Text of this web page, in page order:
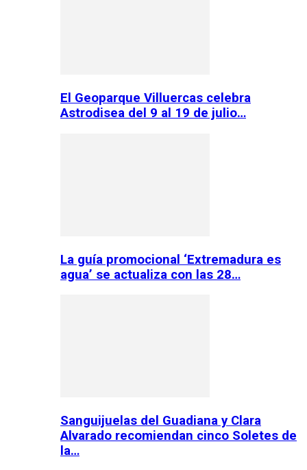
El Geoparque Villuercas celebra
Astrodisea del 9 al 19 de julio…
La guía promocional ‘Extremadura es
agua’ se actualiza con las 28…
Sanguijuelas del Guadiana y Clara
Alvarado recomiendan cinco Soletes de
la…